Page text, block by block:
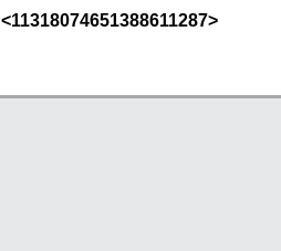
<11318074651388611287>